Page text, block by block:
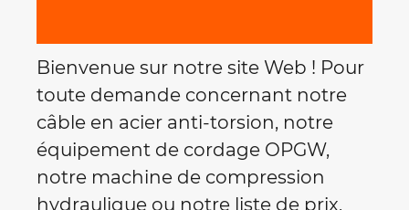
Bienvenue sur notre site Web ! Pour
toute demande concernant notre
câble en acier anti-torsion, notre
équipement de cordage OPGW,
notre machine de compression
hydraulique ou notre liste de prix,